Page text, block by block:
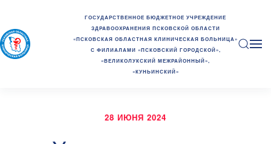
ГОСУДАРСТВЕННОЕ БЮДЖЕТНОЕ УЧРЕЖДЕНИЕ
ЗДРАВООХРАНЕНИЯ ПСКОВСКОЙ ОБЛАСТИ
«ПСКОВСКАЯ ОБЛАСТНАЯ КЛИНИЧЕСКАЯ БОЛЬНИЦА»
С ФИЛИАЛАМИ «ПСКОВСКИЙ ГОРОДСКОЙ»,
«ВЕЛИКОЛУКСКИЙ МЕЖРАЙОННЫЙ»,
«КУНЬИНСКИЙ»
28 ИЮНЯ 2024